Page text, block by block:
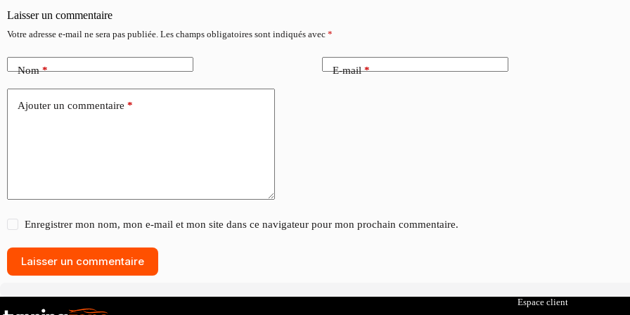
Laisser un commentaire
Votre adresse e-mail ne sera pas publiée. Les champs obligatoires sont indiqués avec *
Nom* E-mail*
Ajouter un commentaire *
Enregistrer mon nom, mon e-mail et mon site dans ce navigateur pour mon prochain commentaire.
Laisser un commentaire
Espace client